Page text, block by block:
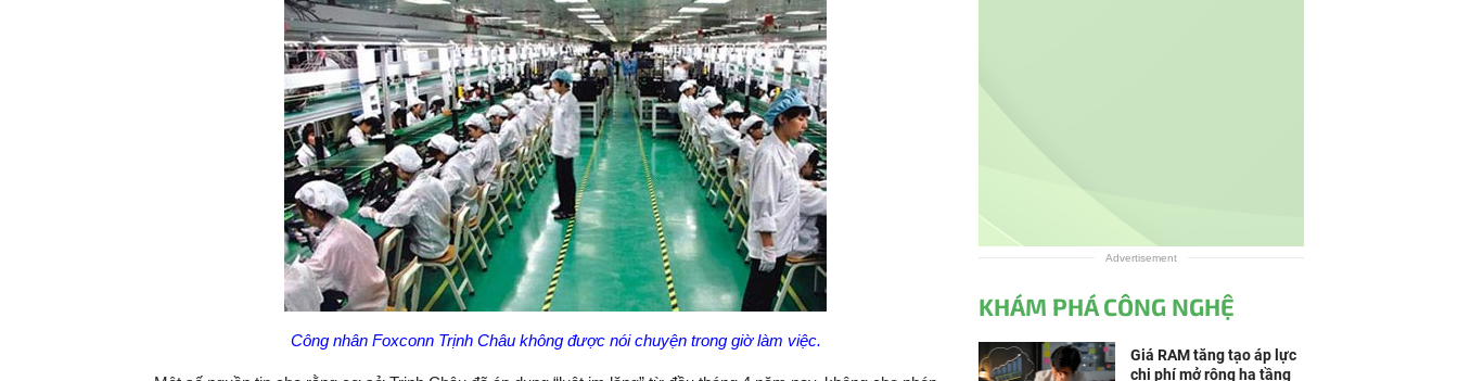
Công nhân Foxconn Trịnh Châu không được nói chuyện trong giờ làm việc.
Advertisement
KHÁM PHÁ CÔNG NGHỆ
Giá RAM tăng tạo áp lực
chi phí mở rộng hạ tầng